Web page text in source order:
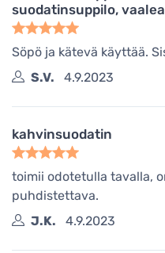
suodatinsuppilo,
Söpö ja kätevä käyttää.
S.V.
4.9.2023
kahvinsuodatin
toimii odotetulla tavalla,
puhdistettava.
J.K.
4.9.2023